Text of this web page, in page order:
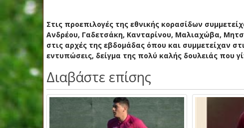
Στις προεπιλογές της εθνικής κορασίδων
Ανδρέου, Γαδετσάκη, Κανταρίνου, Μαλιαχώβα,
στις αρχές της εβδομάδας όπου και συμμετείχαν
εντυπώσεις, δείγμα της πολύ καλής δουλειάς που
Διαβάστε επίσης